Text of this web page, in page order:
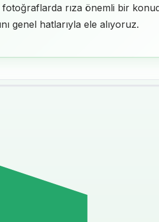
rıza önemli bir
genel hatlarıyla ele alıyoruz.